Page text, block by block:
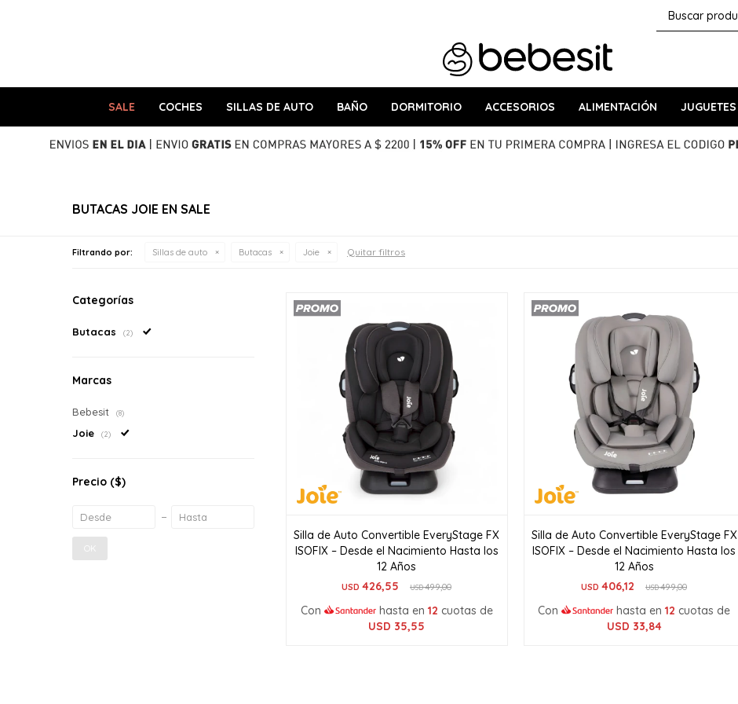
SALE COCHES SILLAS DE AUTO BAÑO DORMITORIO ACCESORIOS ALIMENTACIÓN JUGUETES
BUTACAS JOIE EN SALE
Filtrando por: Sillas de auto Butacas Joie Quitar filtros
Silla de Auto Convertible EveryStage FX
ISOFIX – Desde el Nacimiento Hasta los
12 Años
USD 426,55 USD499,00
Con hasta en 12 cuotas de
USD 35,55
Silla de Auto Convertible EveryStage FX
ISOFIX – Desde el Nacimiento Hasta los
12 Años
USD 406,12 USD499,00
Con hasta en12 cuotas de
USD 33,84
Categorías
Butacas (2)
Marcas
Bebesit (8)
Joie (2)
Precio ($)
OK